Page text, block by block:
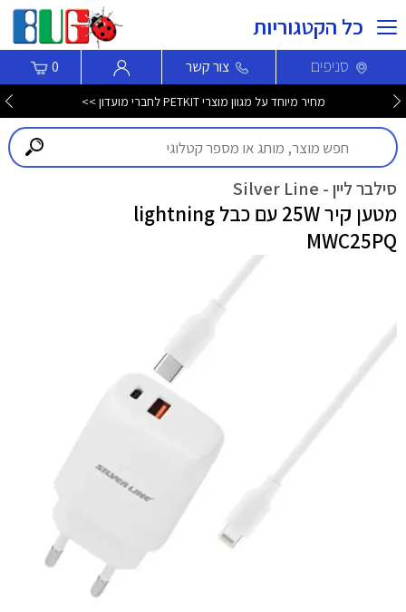
כל הקטגוריות
סניפים צור קשר 0
מחיר מיוחד על מגוון מוצרי PETKIT לחברי מועדון >>
סילבר ליין - Silver Line
מטען קיר 25W עם כבל lightning
MWC25PQ